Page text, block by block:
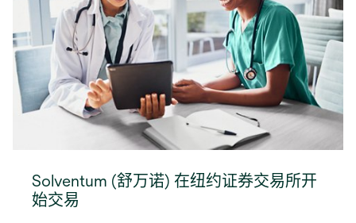
Solventum (舒万诺) 在纽约证券交易所开
始交易